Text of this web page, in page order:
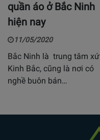
quần áo ở Bắc Ninh
hiện nay
11/05/2020
Bắc Ninh là trung tâm xứ
Kinh Bắc, cũng là nơi có
nghề buôn bán…